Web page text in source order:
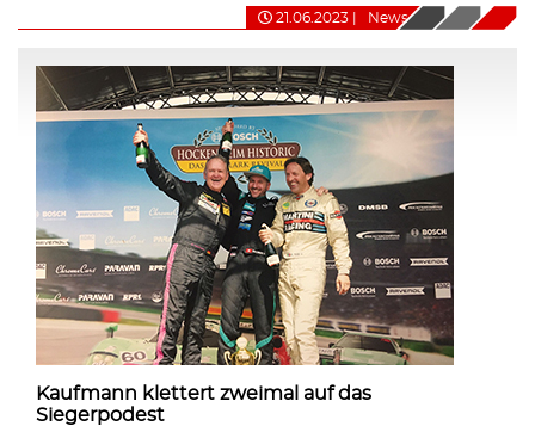
21.06.2023 News
Kaufmann klettert zweimal auf das
Siegerpodest